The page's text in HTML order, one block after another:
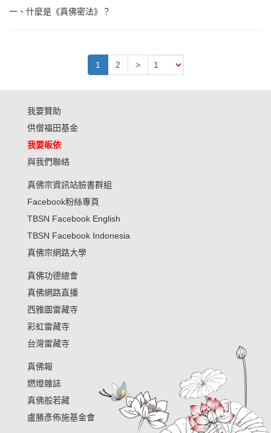
一、什麼是《真佛密法》？
1 2 >Previous
我要贊助
供僧福田基金
我要皈依
與我們聯絡
真佛宗資訊站臉書群組
Facebook粉絲專頁
TBSN Facebook English
TBSN Facebook Indonesia
真佛宗網路大學
真佛功德總會
真佛網路直播
西雅圖雷藏寺
彩虹雷藏寺
台灣雷藏寺
真佛報
燃燈雜誌
真佛般若藏
盧勝彥佈施基金會